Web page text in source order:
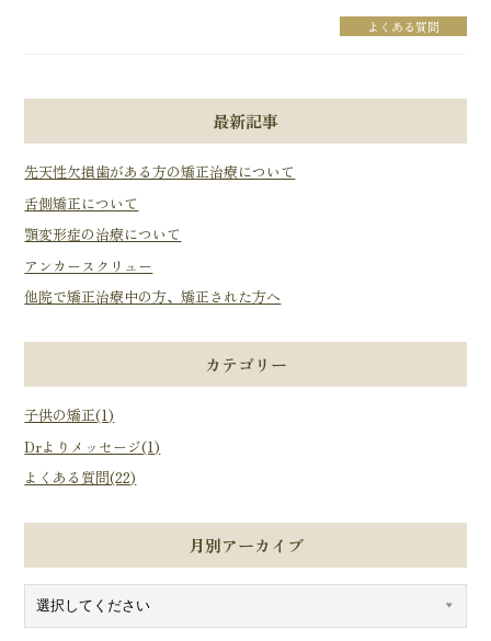
よくある質問
最新記事
先天性欠損歯がある方の矯正治療について
舌側矯正について
顎変形症の治療について
アンカースクリュー
他院で矯正治療中の方、矯正された方へ
カテゴリー
子供の矯正(1)
Drよりメッセージ(1)
よくある質問(22)
月別アーカイブ